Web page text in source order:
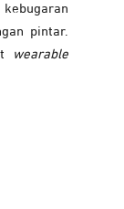
pintar.
wearable